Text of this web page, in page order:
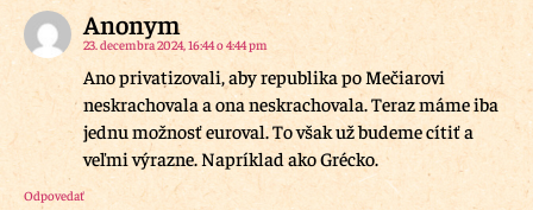
Anonym
23. decembra 2024, 16:44 o 4:44 pm
Ano privatizovali, aby republika po Mečiarovi
neskrachovala a ona neskrachovala. Teraz máme iba
jednu možnosť euroval. To však už budeme cítiť a
veľmi výrazne. Napríklad ako Grécko.
Odpovedať